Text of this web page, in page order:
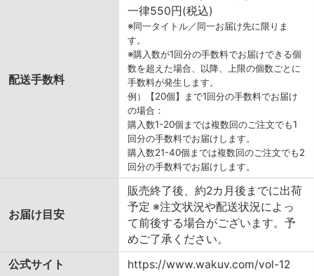
配送手数料
一律550円(税込)
※同一タイトル／同一お届け先に限りま
す。
※購入数が1回分の手数料でお届けできる個
数を超えた場合、以降、上限の個数ごとに
手数料が発生します。
例）【20個】まで1回分の手数料でお届け
の場合：
購入数1-20個までは複数回のご注文でも1
回分の手数料でお届けします。
購入数21-40個までは複数回のご注文でも2
回分の手数料でお届けします。
お届け目安
販売終了後、約2カ月後までに出荷
予定 ※注文状況や配送状況によっ
て前後する場合がございます。予
めご了承ください。
公式サイト
https://www.wakuv.com/vol-12